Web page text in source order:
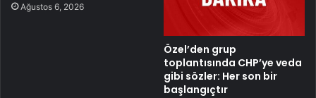
Ağustos 6, 2026
Özel’den grup
toplantısında CHP’ye veda
gibi sözler: Her son bir
başlangıçtır